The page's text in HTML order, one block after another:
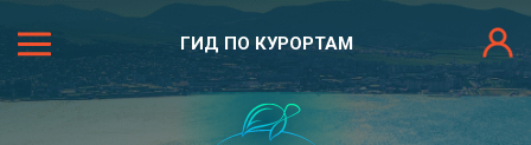
ГИД ПО КУРОРТАМ